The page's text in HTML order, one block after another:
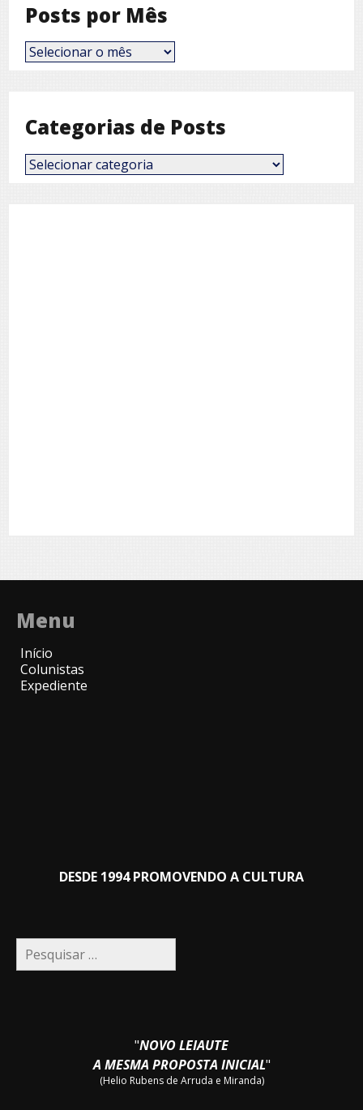
Posts por Mês
Posts
por
Categorias de Posts
Categorias
de
Menu
Início
Colunistas
Expediente
DESDE 1994 PROMOVENDO A CULTURA
Pesquisar
por:
"NOVO LEIAUTE
A MESMA PROPOSTA INICIAL"
(Helio Rubens de Arruda e Miranda)